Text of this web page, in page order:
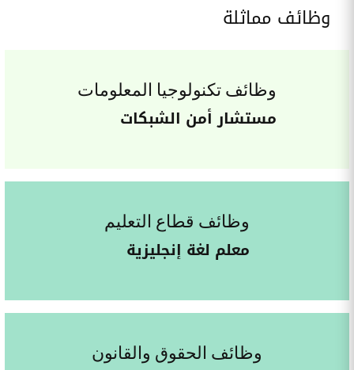
وظائف مماثلة
وظائف تكنولوجيا المعلومات
مستشار أمن الشبكات
وظائف قطاع التعليم
معلم لغة إنجليزية
وظائف الحقوق والقانون